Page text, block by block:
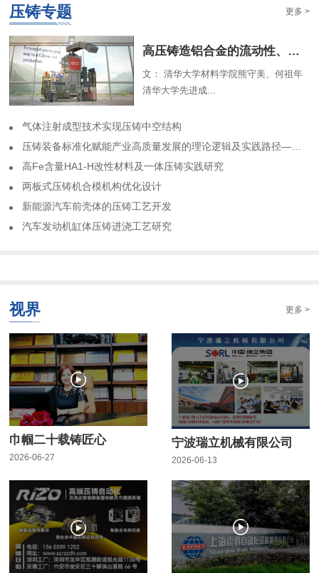
压铸专题 更多 >
​高压铸造铝合金的流动性、组织特征及解析模型（一）
文： 清华大学材料学院熊守美、何祖年
清华大学先进成...
气体注射成型技术实现压铸中空结构
​压铸装备标准化赋能产业高质量发展的理论逻辑及实践路径——基于力劲集团标准化实践历程的回顾
高Fe含量HA1-H改性材料及一体压铸实践研究
两板式压铸机合模机构优化设计
​新能源汽车前壳体的压铸工艺开发
​汽车发动机缸体压铸进浇工艺研究
视界 更多 >
巾帼二十载铸匠心
2026-06-27
宁波瑞立机械有限公司
2026-06-13